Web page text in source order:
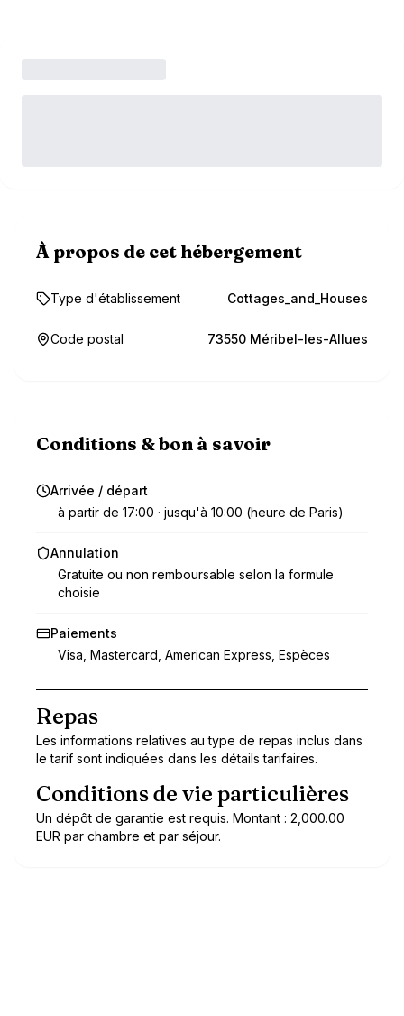
À propos de cet hébergement
Type d'établissement Cottages_and_Houses
Code postal 73550 Méribel-les-Allues
Conditions & bon à savoir
Arrivée / départ
à partir de 17:00 · jusqu'à 10:00 (heure de Paris)
Annulation
Gratuite ou non remboursable selon la formule
choisie
Paiements
Visa, Mastercard, American Express, Espèces
Repas
Les informations relatives au type de repas inclus dans
le tarif sont indiquées dans les détails tarifaires.
Conditions de vie particulières
Un dépôt de garantie est requis. Montant : 2,000.00
EUR par chambre et par séjour.